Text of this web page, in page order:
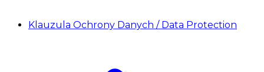
Klauzula Ochrony Danych / Data Protection